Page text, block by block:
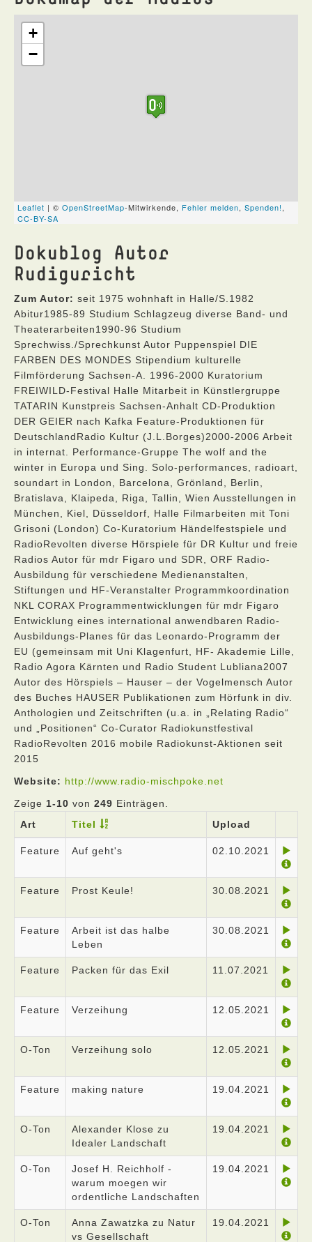
Dokublog Autor
Rudiguricht
Zum Autor: seit 1975 wohnhaft in Halle/S.1982
Abitur1985-89 Studium Schlagzeug diverse Band- und
Theaterarbeiten1990-96 Studium
Sprechwiss./Sprechkunst Autor Puppenspiel DIE
FARBEN DES MONDES Stipendium kulturelle
Filmförderung Sachsen-A. 1996-2000 Kuratorium
FREIWILD-Festival Halle Mitarbeit in Künstlergruppe
TATARIN Kunstpreis Sachsen-Anhalt CD-Produktion
DER GEIER nach Kafka Feature-Produktionen für
DeutschlandRadio Kultur (J.L.Borges)2000-2006 Arbeit
in internat. Performance-Gruppe The wolf and the
winter in Europa und Sing. Solo-performances, radioart,
soundart in London, Barcelona, Grönland, Berlin,
Bratislava, Klaipeda, Riga, Tallin, Wien Ausstellungen in
München, Kiel, Düsseldorf, Halle Filmarbeiten mit Toni
Grisoni (London) Co-Kuratorium Händelfestspiele und
RadioRevolten diverse Hörspiele für DR Kultur und freie
Radios Autor für mdr Figaro und SDR, ORF Radio-
Ausbildung für verschiedene Medienanstalten,
Stiftungen und HF-Veranstalter Programmkoordination
NKL CORAX Programmentwicklungen für mdr Figaro
Entwicklung eines international anwendbaren Radio-
Ausbildungs-Planes für das Leonardo-Programm der
EU (gemeinsam mit Uni Klagenfurt, HF- Akademie Lille,
Radio Agora Kärnten und Radio Student Lubliana2007
Autor des Hörspiels – Hauser – der Vogelmensch Autor
des Buches HAUSER Publikationen zum Hörfunk in div.
Anthologien und Zeitschriften (u.a. in „Relating Radio“
und „Positionen“ Co-Curator Radiokunstfestival
RadioRevolten 2016 mobile Radiokunst-Aktionen seit
2015
Website: http://www.radio-mischpoke.net
Zeige 1-10 von 249 Einträgen.
Art
Titel Upload
Feature Auf geht's 02.10.2021
Feature Prost Keule! 30.08.2021
Feature
Arbeit ist das halbe
Leben
30.08.2021
Feature Packen für das Exil 11.07.2021
Feature Verzeihung 12.05.2021
O-Ton Verzeihung solo 12.05.2021
Feature making nature 19.04.2021
O-Ton
Alexander Klose zu
Idealer Landschaft
19.04.2021
O-Ton
Josef H. Reichholf -
warum moegen wir
ordentliche Landschaften
19.04.2021
O-Ton
Anna Zawatzka zu Natur
vs Gesellschaft
19.04.2021